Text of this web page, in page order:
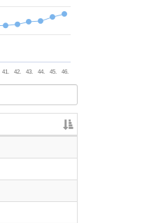
41. 42. 43. 44. 45. 46.